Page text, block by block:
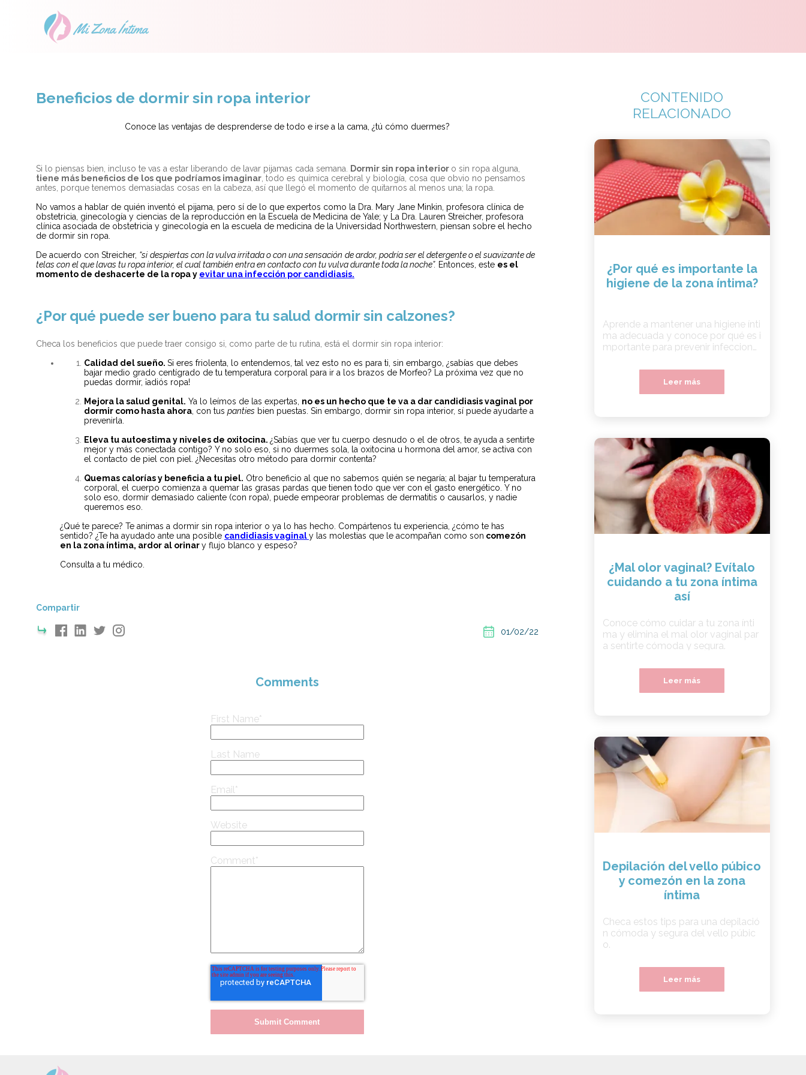
Beneficios de dormir sin ropa interior
Conoce las ventajas dedesprenderse de todo e irse a la cama, ¿tú cómo duermes?
Si lo piensas bien, incluso te vas a estar liberando de lavar pijamas cada semana. Dormir sin ropa interior o sin ropa alguna,
tiene más beneficios de los que podríamos imaginar , todo es química cerebral y biología, cosa que obvio no pensamos
antes, porque tenemos demasiadas cosas en la cabeza, así que llegó el momento de quitarnos al menos una; la ropa.
No vamos a hablar de quién inventó el pijama, pero sí de lo que expertos como la Dra. Mary Jane Minkin, profesora clínica de
obstetricia, ginecología y ciencias de la reproducción en la Escuela de Medicina de Yale; y La Dra. Lauren Streicher, profesora
cl ínica asociada de obstetricia y ginecología en la escuela de medicina de la Universidad Northwestern, piensan sobre el hecho
de dormir sin ropa.
De acuerdo con Streicher, “si despiertas con la vulva irritada o con una sensación de ardor, podría serel detergente o el suavizante de
telas con el que lavas tu ropa interior, el cual también entra en contacto con tu vulva durante toda la noche”. Entonces, este es el
momento de deshacerte de la ropa y evitar una infección por candidiasis.
¿Por qué puede ser bueno para tu salud dormir sin calzones?
Checa los beneficios que puede traer consigo si, como parte de tu rutina, está el dormir sin ropa interior:
Calidad del sueño. Si eres friolenta, lo entendemos, tal vez esto no es para ti, sin embargo, ¿sabías que debes
bajar medio grado centígrado de tu temperatura corporal para ir a los brazos de Morfeo? La próxima vez que no
puedas dormir, ¡adiós ropa!
Mejora la salud genital. Ya lo leímos de las expertas, no es un hecho que te va a dar candidiasis vaginal por
dormir como hasta ahora , con tus panties bien puestas. Sin embargo, dormir sin ropa interior, sí puede ayudarte a
prevenirla.
Eleva tu autoestima y niveles de oxitocina. ¿Sabías que ver tu cuerpo desnudo o el de otros, te ayuda a sentirte
mejor y más conectada contigo? Y no solo eso, si no duermes sola, la oxitocina u hormona del amor, se activa con
el contacto de piel con piel. ¿Necesitas otro método para dormir contenta?
Quemas calorías y beneficia a tu piel. Otro beneficio al que no sabemos quién se negaría; al bajar tu temperatura
corporal, el cuerpo comienza a quemar las grasas pardas que tienen todo que ver con el gasto energético. Y no
solo eso, dormir demasiado caliente (con ropa), puede empeorar problemas de dermatitis o causarlos, y nadie
queremos eso.
¿Qué te parece? Te animas a dormir sin ropa interior o ya lo has hecho. Compártenos tu experiencia, ¿cómo te has
sentido? ¿Te ha ayudado ante una posible candidiasis vaginaly las molestias que le acompañan como son comezón
en la zona íntima, ardor al orinary flujo blanco y espeso?
Consulta a tu médico.
Compartir
01/02/22
Comments
First Name*
Last Name
Email*
Website
Comment*
CONTENIDO
RELACIONADO
¿Por qué es importante la
higiene de la zona íntima?
Aprende a mantener una higiene ínti
ma adecuada y conoce por qué es i
mportante para prevenir infeccione
Leer más
¿Mal olor vaginal? Evítalo
cuidando a tu zona íntima
así
Conoce cómo cuidar a tu zona ínti
ma y elimina el mal olor vaginal par
a sentirte cómoda y segura.
Leer más
Depilación del vello púbico
y comezón en la zona
íntima
Checa estos tips para una depilació
n cómoda y segura del vello púbic
o.
Leer más